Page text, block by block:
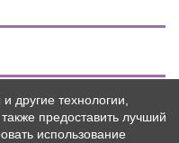
другие технологии,
предоставить лучший
использование